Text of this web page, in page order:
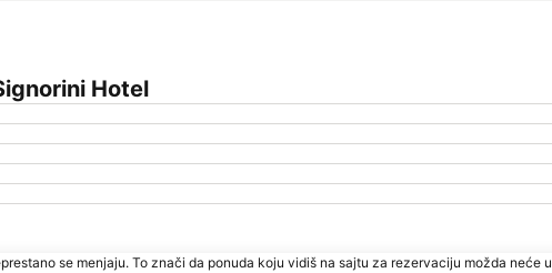
Hotel
se menjaju. To znači da ponuda koju vidiš na sajtu za rezervaciju možda neće